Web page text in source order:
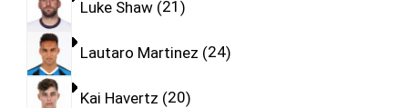
Luke Shaw 21
Lautaro Martinez 24
Kai Havertz 20